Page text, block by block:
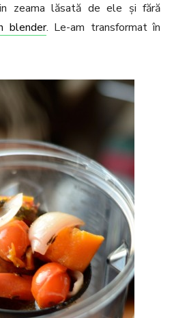
zeama lăsată de ele și fără
blender. Le-am transformat în